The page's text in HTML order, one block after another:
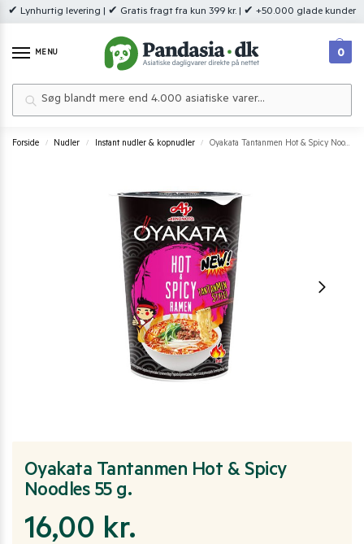
✔ Lynhurtig levering | ✔ Gratis fragt fra kun 399 kr. | ✔ +50.000 glade kunder
MENU 0
Forside / Nudler / Instant nudler & kopnudler / Oyakata Tantanmen Hot & Spicy Noodles 55 g.
Oyakata Tantanmen Hot & Spicy
Noodles 55 g.
16,00 kr.